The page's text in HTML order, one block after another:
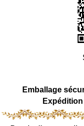
Emballage